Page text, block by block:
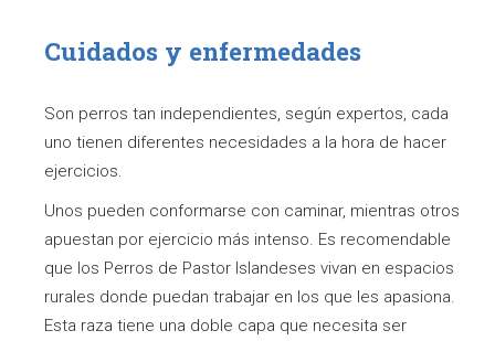
Cuidados y enfermedades
Son perros tan independientes, según expertos, cada
uno tienen diferentes necesidades a la hora de hacer
ejercicios.
Unos pueden conformarse con caminar, mientras otros
apuestan por ejercicio más intenso. Es recomendable
que los Perros de Pastor Islandeses vivan en espacios
rurales donde puedan trabajar en los que les apasiona.
Esta raza tiene una doble capa que necesita ser